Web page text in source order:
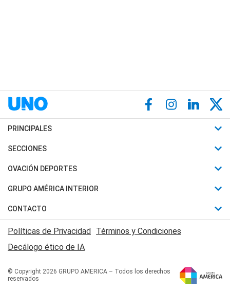
PRINCIPALES
Últimas Noticias
Política
Judiciales
Economia
SECCIONES
Horóscopo
Motores
Trucos caseros
Series y Películas
Edictos y Solicitadas
OVACIÓN DEPORTES
Fútbol
Mundial
Automovilismo
Rugby
Básquet
GRUPO AMÉRICA INTERIOR
Canal 7 en Vivo
San Juan 8
CONTACTO
Acerca de Nosotros
Contactanos
Políticas de Privacidad Términos y Condiciones
Decálogo ético de IA
© Copyright 2026 GRUPO AMERICA – Todos los derechos
reservados